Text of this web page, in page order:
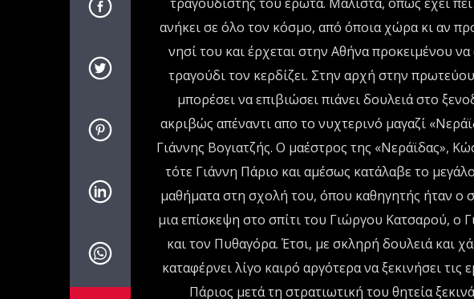
ανήκει σε όλο τον κόσμο, από όποια χώρα κι αν
νησί του και έρχεται στην Αθήνα προκειμένου
τραγούδι τον κερδίζει. Στην αρχή στην
μπορέσει να επιβιώσει πιάνει δουλειά στο
ακριβώς απέναντι απο το νυχτερινό μαγαζί
Γιάννης Βογιατζής. Ο μαέστρος της «Νεράϊδας»,
τότε Γιάννη Πάριο και αμέσως κατάλαβε το
μαθήματα στη σχολή του, όπου καθηγητής ήταν ο
μια επίσκεψη στο σπίτι του Γιώργου Κατσαρού, ο
και τον Πυθαγόρα. Έτσι, με σκληρή δουλειά και
καταφέρνει λίγο καιρό αργότερα να ξεκινήσει
Πάριος μετά τη στρατιωτική του θητεία